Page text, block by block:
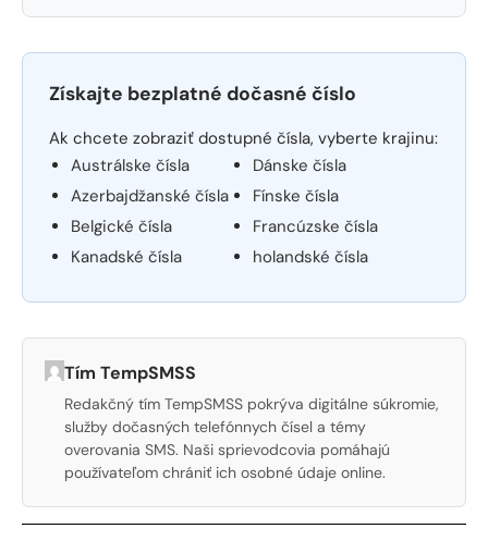
Získajte bezplatné dočasné číslo
Ak chcete zobraziť dostupné čísla, vyberte krajinu:
Austrálske čísla
Azerbajdžanské čísla
Belgické čísla
Kanadské čísla
Dánske čísla
Fínske čísla
Francúzske čísla
holandské čísla
Tím TempSMSS
Redakčný tím TempSMSS pokrýva digitálne súkromie,
služby dočasných telefónnych čísel a témy
overovania SMS. Naši sprievodcovia pomáhajú
používateľom chrániť ich osobné údaje online.